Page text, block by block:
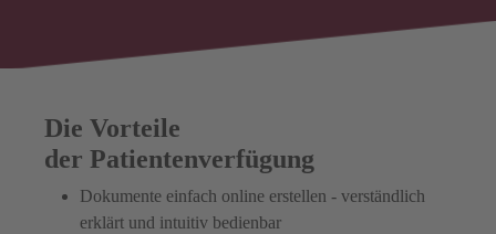
Die Vorteile
der Patientenverfügung
Dokumente einfach online erstellen - verständlich
erklärt und intuitiv bedienbar